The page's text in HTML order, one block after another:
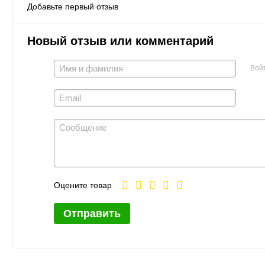
Добавьте первый отзыв
Новый отзыв или комментарий
Оцените товар
Отправить